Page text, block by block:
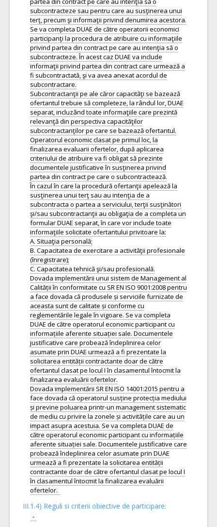
subcontracteze sau pentru care au susţinerea unui
terţ, precum şi informaţii privind denumirea acestora.
Se va completa DUAE de către operatorii economici
participanţi la procedura de atribuire cu informaţiile
privind partea din contract pe care au intenţia să o
subcontracteze. În acest caz DUAE va include
informaţii privind partea din contract care urmează a
fi subcontractată, şi va avea anexat acordul de
subcontractare.
Subcontractanţii pe ale căror capacităţi se bazează
ofertantul trebuie să completeze, la rândul lor, DUAE
separat, incluzând toate informaţiile care prezintă
relevanţă din perspectiva capacităţilor
subcontractanţilor pe care se bazează ofertantul.
Operatorul economic clasat pe primul loc, la
finalizarea evaluarii ofertelor, după aplicarea
criteriului de atribuire va fi obligat să prezinte
documentele justificative în susţinerea privind
partea din contract pe care o subcontractează.
În cazul în care la procedură ofertanţii apelează la
susţinerea unui terţ sau au intenţia de a
subcontracta o partea a serviciului, terţii susţinători
şi/sau subcontractanţii au obligaţia de a completa un
formular DUAE separat, în care vor include toate
informaţiile solicitate ofertantului privitoare la:
A. Situaţia personală;
B. Capacitatea de exercitare a activităţii profesionale
(înregistrare);
C. Capacitatea tehnică şi/sau profesională.
Dovada implementării unui sistem de Management al
Calității în conformitate cu SR EN ISO 9001:2008 pentru
a face dovada că produsele și serviciile furnizate de
aceasta sunt de calitate și conforme cu
reglementările legale în vigoare. Se va completa
DUAE de către operatorul economic participant cu
informațiile aferente situației sale. Documentele
justificative care probează îndeplinirea celor
asumate prin DUAE urmează a fi prezentate la
solicitarea entității contractante doar de către
ofertantul clasat pe locul I în clasamentul întocmit la
finalizarea evaluării ofertelor.
Dovada implementării SR EN ISO 14001:2015 pentru a
face dovada că operatorul susține protecția mediului
și previne poluarea printr-un management sistematic
de mediu cu privire la zonele și activitățile care au un
impact asupra acestuia. Se va completa DUAE de
către operatorul economic participant cu informațiile
aferente situației sale. Documentele justificative care
probează îndeplinirea celor asumate prin DUAE
urmează a fi prezentate la solicitarea entității
contractante doar de către ofertantul clasat pe locul I
în clasamentul întocmit la finalizarea evaluării
III.1.4) Reguli si criterii obiective de participare:
-